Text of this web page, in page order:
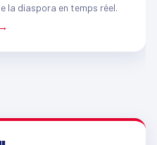
la diaspora en temps réel.